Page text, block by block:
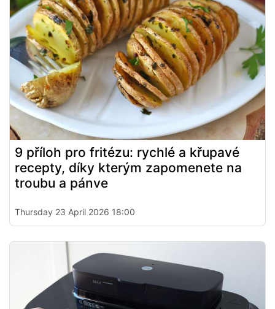
9 příloh pro fritézu: rychlé a křupavé
recepty, díky kterým zapomenete na
troubu a pánve
Thursday 23 April 2026 18:00